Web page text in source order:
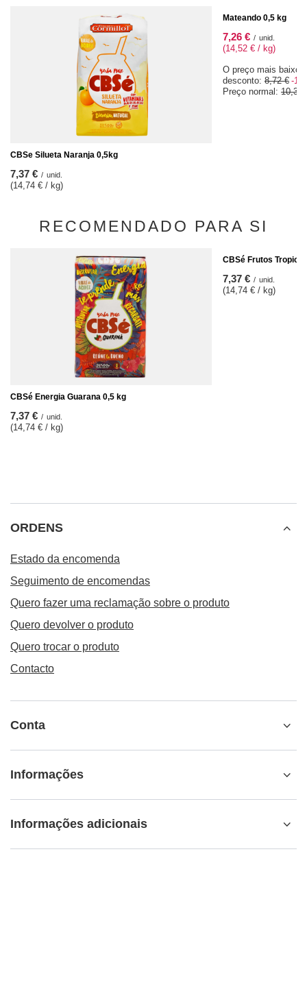
CBSe Silueta Naranja 0,5kg
7,37 € / unid.
(14,74 € / kg)
Mateando 0,5 kg
7,26 € / unid.
(14,52 € / kg)
O preço mais baixo
desconto: 8,72 € -
Preço normal: 10,37
RECOMENDADO PARA SI
CBSé Energia Guarana 0,5 kg
7,37 € / unid.
(14,74 € / kg)
CBSé Frutos
7,37 € / unid.
(14,74 € / kg)
ORDENS
Estado da encomenda
Seguimento de encomendas
Quero fazer uma reclamação sobre o produto
Quero devolver o produto
Quero trocar o produto
Contacto
Conta
Informações
Informações adicionais